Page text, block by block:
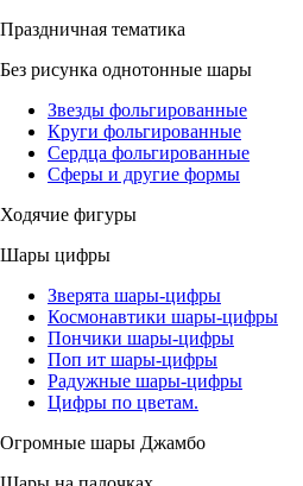
Праздничная тематика
Без рисунка однотонные шары
Звезды фольгированные
Круги фольгированные
Сердца фольгированные
Сферы и другие формы
Ходячие фигуры
Шары цифры
Зверята шары-цифры
Космонавтики шары-цифры
Пончики шары-цифры
Поп ит шары-цифры
Радужные шары-цифры
Цифры по цветам.
Огромные шары Джамбо